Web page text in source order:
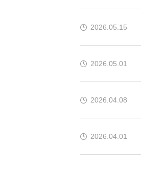
2026.05.15
2026.05.01
2026.04.08
2026.04.01